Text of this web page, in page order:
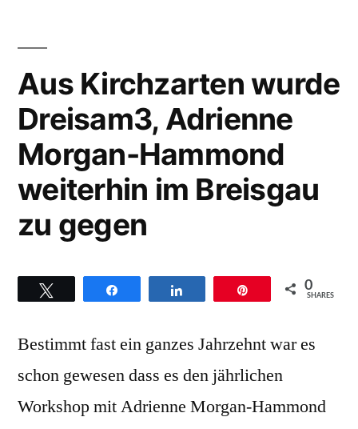
Aus Kirchzarten wurde
Dreisam3, Adrienne
Morgan-Hammond
weiterhin im Breisgau
zu gegen
0
SHARES
Bestimmt fast ein ganzes Jahrzehnt war es
schon gewesen dass es den jährlichen
Workshop mit Adrienne Morgan-Hammond